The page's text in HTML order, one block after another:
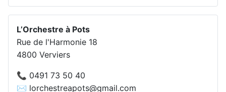
L’Orchestre à Pots
Rue de l'Harmonie 18
4800 Verviers
📞 0491 73 50 40
✉️ lorchestreapots@gmail.com